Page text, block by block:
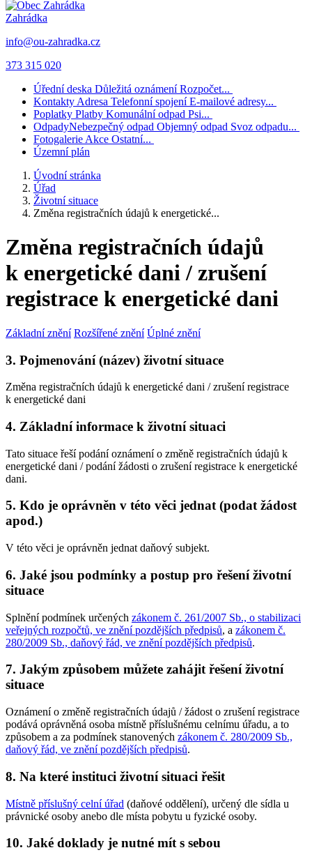
Zahrádka
info@ou-zahradka.cz
373 315 020
Úřední deska Důležitá oznámení Rozpočet...
Kontakty Adresa Telefonní spojení E-mailové adresy...
Poplatky Platby Komunální odpad Psi...
OdpadyNebezpečný odpad Objemný odpad Svoz odpadu...
Fotogalerie Akce Ostatní...
Územní plán
Úvodní stránka
Úřad
Životní situace
Změna registračních údajů k energetické...
Změna registračních údajů
k energetické dani / zrušení
registrace k energetické dani
Základní znění Rozšířené znění Úplné znění
3. Pojmenování (název) životní situace
Změna registračních údajů k energetické dani / zrušení registrace
k energetické dani
4. Základní informace k životní situaci
Tato situace řeší podání oznámení o změně registračních údajů k
energetické dani / podání žádosti o zrušení registrace k energetické
dani.
5. Kdo je oprávněn v této věci jednat (podat žádost
apod.)
V této věci je oprávněn jednat daňový subjekt.
6. Jaké jsou podmínky a postup pro řešení životní
situace
Splnění podmínek určených zákonem č. 261/2007 Sb., o stabilizaci
veřejných rozpočtů, ve znění pozdějších předpisů, a zákonem č.
280/2009 Sb., daňový řád, ve znění pozdějších předpisů.
7. Jakým způsobem můžete zahájit řešení životní
situace
Oznámení o změně registračních údajů / žádost o zrušení registrace
podává oprávněná osoba místně příslušnému celnímu úřadu, a to
způsobem a za podmínek stanovených zákonem č. 280/2009 Sb.,
daňový řád, ve znění pozdějších předpisů.
8. Na které instituci životní situaci řešit
Místně příslušný celní úřad (daňové oddělení), určený dle sídla u
právnické osoby anebo dle místa pobytu u fyzické osoby.
10. Jaké doklady je nutné mít s sebou